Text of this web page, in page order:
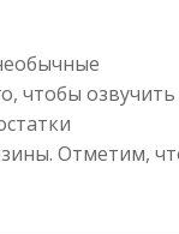
чтобы озвучить
Отметим,